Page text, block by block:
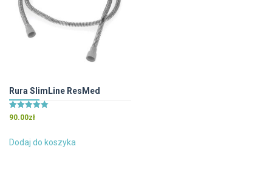
Rura SlimLine ResMed
Oceniono
5.00
90.00zł
Dodaj do koszyka